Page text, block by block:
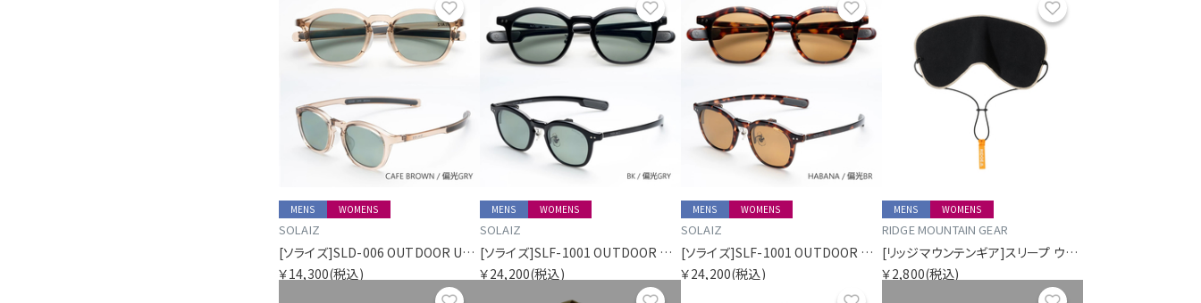
お気に入り
MENS WOMENS
SOLAIZ
[ソライズ]SLD-006 OUTDOOR USE パリジャン 偏光モデル
￥14,300(税込)
お気に入り
MENS WOMENS
SOLAIZ
[ソライズ]SLF-1001 OUTDOOR USE フリップアップ 偏光モデル
￥24,200(税込)
MENS WOMENS
SOLAIZ
[ソライズ]SLF-1001 OUTDOOR USE フリップアップ 偏光モデル
￥24,200(税込)
MENS WOMENS
RIDGE MOUNTAIN GEAR
[リッジマウンテンギア]スリープ ウォーム
￥2,800(税込)